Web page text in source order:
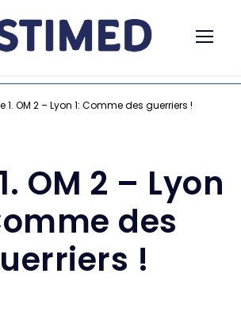
1. OM 2 – Lyon 1: Comme des guerriers !
OM 2 – Lyon
des
!